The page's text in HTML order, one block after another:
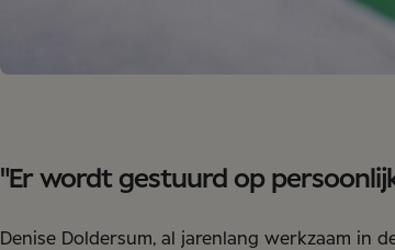
"Er wordt gestuurd op
Denise Doldersum, al jarenlang werkzaam in